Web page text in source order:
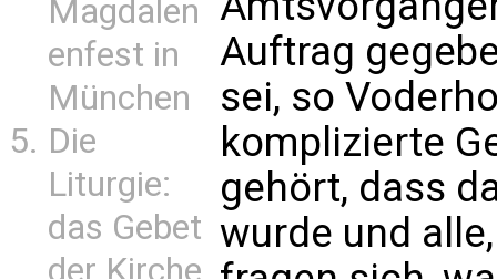
Magdalen
enfest in
München
Die
Liturgie:
das Gebet
der Kirche
Auftrag
sei, so
komplizierte
gehört, dass
wurde und